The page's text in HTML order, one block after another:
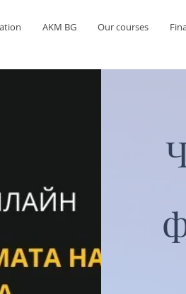
AKM BG Our courses